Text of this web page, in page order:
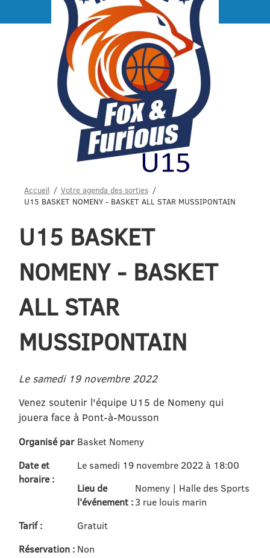
Menu
Accueil
Votre agenda des sorties
U15 BASKET NOMENY - BASKET ALL STAR MUSSIPONTAIN
U15 BASKET
NOMENY - BASKET
ALL STAR
MUSSIPONTAIN
Le samedi 19 novembre 2022
Venez soutenir l'équipe U15 de Nomeny qui
jouera face à Pont-à-Mousson
Organisé par Basket Nomeny
Date et
horaire :
Le samedi 19 novembre 2022 à 18:00
Lieu de
l'événement :
Nomeny | Halle des Sports
3 rue louis marin
Tarif :
Gratuit
Réservation : Non